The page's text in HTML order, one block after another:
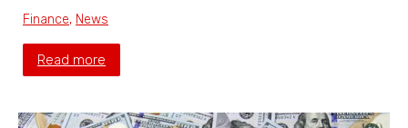
Finance, News
Read more